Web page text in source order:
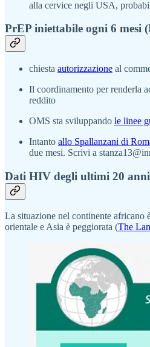
alla cervice negli USA,
PrEP iniettabile ogni 6 mesi
chiesta autorizzazione al
Il coordinamento per renderla
reddito
OMS sta sviluppando le linee
Intanto allo Spallanzani di
due mesi. Scrivi a
Dati HIV degli ultimi 20 anni
La situazione nel continente africano
orientale e Asia è peggiorata (The